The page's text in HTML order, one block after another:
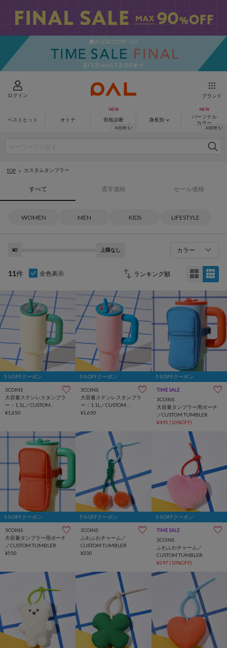
ログイン ブランド
ベストヒット オトナ 骨格診断 身長別
パーソナル
カラー
TOP カスタムタンブラー
すべて 通常価格 セール価格
WOMEN MEN KIDS LIFESTYLE
¥0 上限なし カラー
11件 全色表示
5％OFFクーポン
3COINS
大容量ステンレスタンブラ
ー：1.1L／CUSTOM
TUMBLER
¥1,650
5％OFFクーポン
3COINS
大容量ステンレスタンブラ
ー：1.1L／CUSTOM
TUMBLER
¥1,650
5％OFFクーポン
TIME SALE
3COINS
大容量タンブラー用ポーチ
／CUSTOM TUMBLER
¥495 (10%OFF)
5％OFFクーポン
3COINS
大容量タンブラー用ポーチ
／CUSTOM TUMBLER
¥550
5％OFFクーポン
3COINS
ふわふわチャーム／
CUSTOM TUMBLER
¥330
5％OFFクーポン
TIME SALE
3COINS
ふわふわチャーム／
CUSTOM TUMBLER
¥297 (10%OFF)